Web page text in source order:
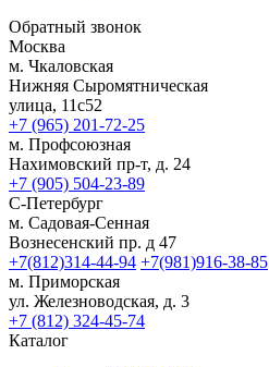
Обратный звонок
Москва
м. Чкаловская
Нижняя Сыромятническая
улица, 11с52
+7 (965) 201-72-25
м. Профсоюзная
Нахимовский пр-т, д. 24
+7 (905) 504-23-89
С-Петербург
м. Садовая-Сенная
Вознесенский пр. д 47
+7(812)314-44-94 +7(981)916-38-85
м. Приморская
ул. Железноводская, д. 3
+7 (812) 324-45-74
Каталог